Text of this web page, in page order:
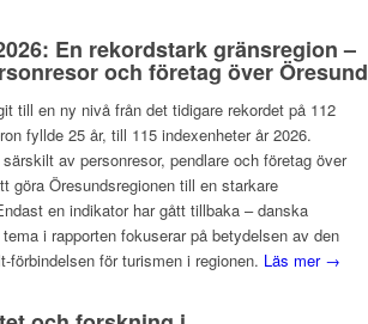
En rekordstark gränsregion –
och företag över Öresund
till en ny nivå från det tidigare rekordet på 112
fyllde 25 år, till 115 indexenheter år 2026.
av personresor, pendlare och företag över
göra Öresundsregionen till en starkare
en indikator har gått tillbaka – danska
i rapporten fokuserar på betydelsen av den
förbindelsen för turismen i regionen. Läs mer →